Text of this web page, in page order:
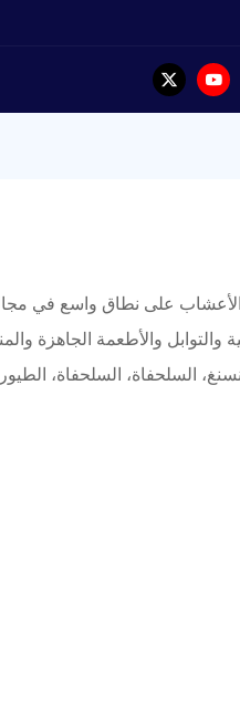
على نطاق واسع في مجال
والتوابل والأطعمة الجاهزة
السلحفاة، السلحفاة،